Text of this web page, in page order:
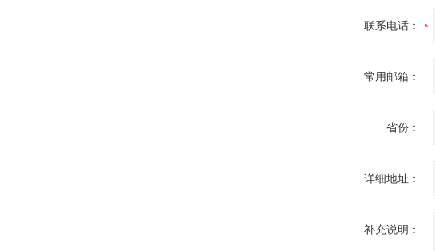
联系电话：
常用邮箱：
省份：
详细地址：
补充说明：